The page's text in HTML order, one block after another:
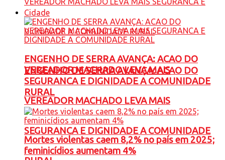
ENGENHO DE SERRA AVANÇA: ACAO DO
VEREADOR MACHADO LEVA MAIS
SEGURANCA E DIGNIDADE A COMUNIDADE
Cidade
ENGENHO DE SERRA AVANÇA: ACAO DO
VEREADOR MACHADO LEVA MAIS
SEGURANCA E DIGNIDADE A COMUNIDADE
RURAL
Mortes violentas caem 8,2% no país em 2025;
feminicídios aumentam 4%